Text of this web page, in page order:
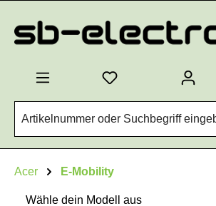
Acer E-Mobility
Wähle dein Modell aus